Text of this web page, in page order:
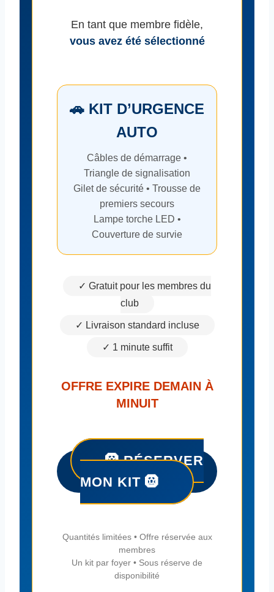
En tant que membre fidèle,
vous avez été sélectionné
🚗 KIT D’URGENCE
AUTO
Câbles de démarrage •
Triangle de signalisation
Gilet de sécurité • Trousse de
premiers secours
Lampe torche LED •
Couverture de survie
✓ Gratuit pour les membres du
club
✓ Livraison standard incluse
✓ 1 minute suffit
OFFRE EXPIRE DEMAIN À
MINUIT
🛞 RÉSERVER
MON KIT 🛞
Quantités limitées • Offre réservée aux
membres
Un kit par foyer • Sous réserve de
disponibilité